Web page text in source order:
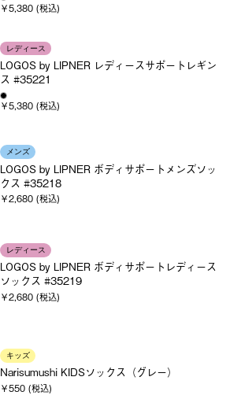
￥5,380 (税込)
レディース
LOGOS by LIPNER レディースサポートレギン
ス #35221
￥5,380 (税込)
メンズ
LOGOS by LIPNER ボディサポートメンズソッ
クス #35218
￥2,680 (税込)
レディース
LOGOS by LIPNER ボディサポートレディース
ソックス #35219
￥2,680 (税込)
キッズ
Narisumushi KIDSソックス（グレー）
￥550 (税込)